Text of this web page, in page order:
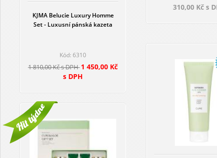
KJMA Belucie Luxury Homme
Set - Luxusní pánská kazeta
Kód: 6310
1 810,00 Kč s DPH1 450,00 Kč
s DPH
310,00 Kč s